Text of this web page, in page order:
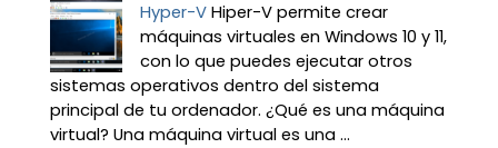
Hyper-V Hiper-V permite crear
máquinas virtuales en Windows 10 y 11,
con lo que puedes ejecutar otros
sistemas operativos dentro del sistema
principal de tu ordenador. ¿Qué es una máquina
virtual? Una máquina virtual es una ...